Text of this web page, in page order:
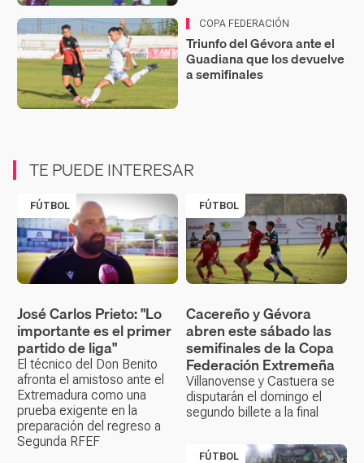
COPA FEDERACIÓN
Triunfo del Gévora ante el
Guadiana que los devuelve
a semifinales
TE PUEDE INTERESAR
FÚTBOL
José Carlos Prieto: "Lo
importante es el primer
partido de liga"
El técnico del Don Benito
afronta el amistoso ante el
Extremadura como una
prueba exigente en la
preparación del regreso a
Segunda RFEF
FÚTBOL
Cacereño y Gévora
abren este sábado las
semifinales de la Copa
Federación Extremeña
Villanovense y Castuera se
disputarán el domingo el
segundo billete a la final
FÚTBOL